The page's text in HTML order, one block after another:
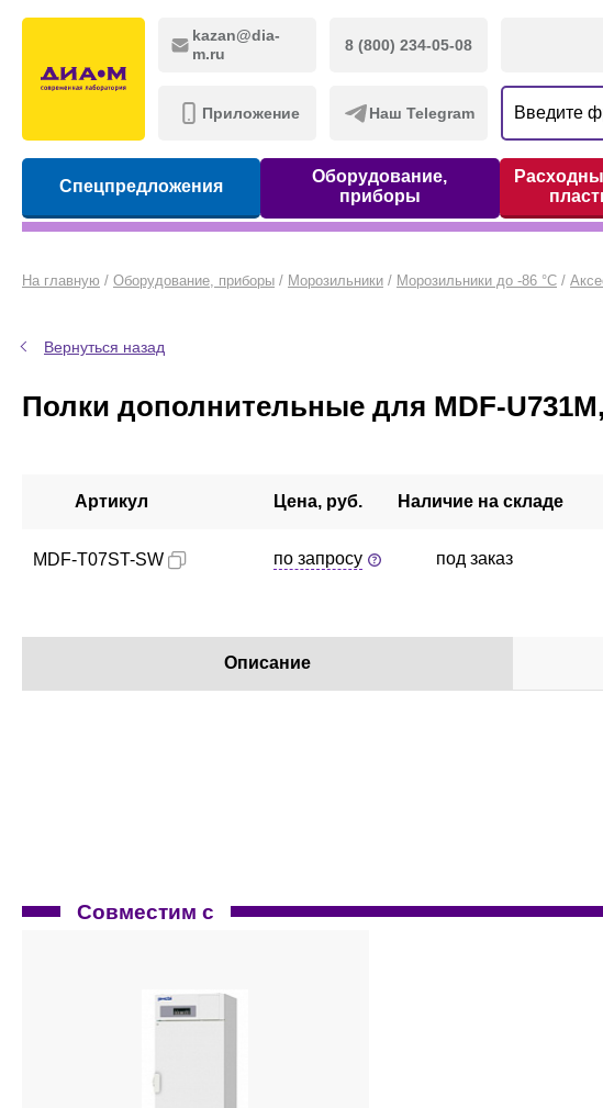
kazan@dia-
m.ru
8 (800) 234-05-08
Приложение Наш Telegram
Спецпредложения
Оборудование,
приборы
На главную / Оборудование, приборы / Морозильники / Морозильники до -86 °C /
Вернуться назад
Полки дополнительные для MDF-
Артикул Цена, руб. Наличие на складе
MDF-T07ST-SW по запросу под заказ
Описание
Совместим с